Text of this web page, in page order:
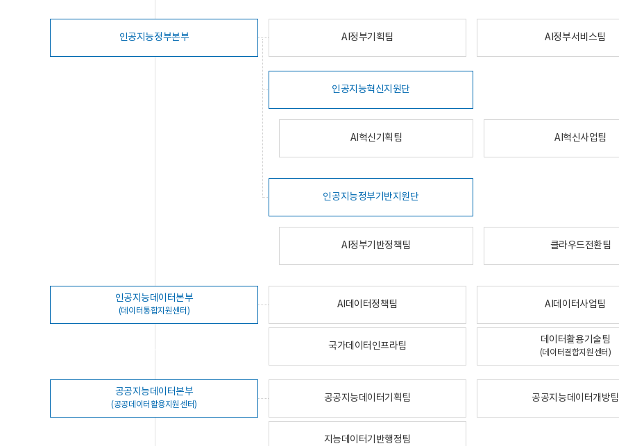
인공지능정부본부 AI정부기획팀 AI정부서비스팀
인공지능혁신지원단
AI혁신기획팀 AI혁신사업팀
인공지능정부기반지원단
AI정부기반정책팀 클라우드전환팀
인공지능데이터본부
(데이터통합지원센터)
AI데이터정책팀 AI데이터사업팀
국가데이터인프라팀
데이터활용기술팀
(데이터결합지원센터)
공공지능데이터본부
(공공데이터활용지원센터)
공공지능데이터기획팀 공공지능데이터개방팀
지능데이터기반행정팀